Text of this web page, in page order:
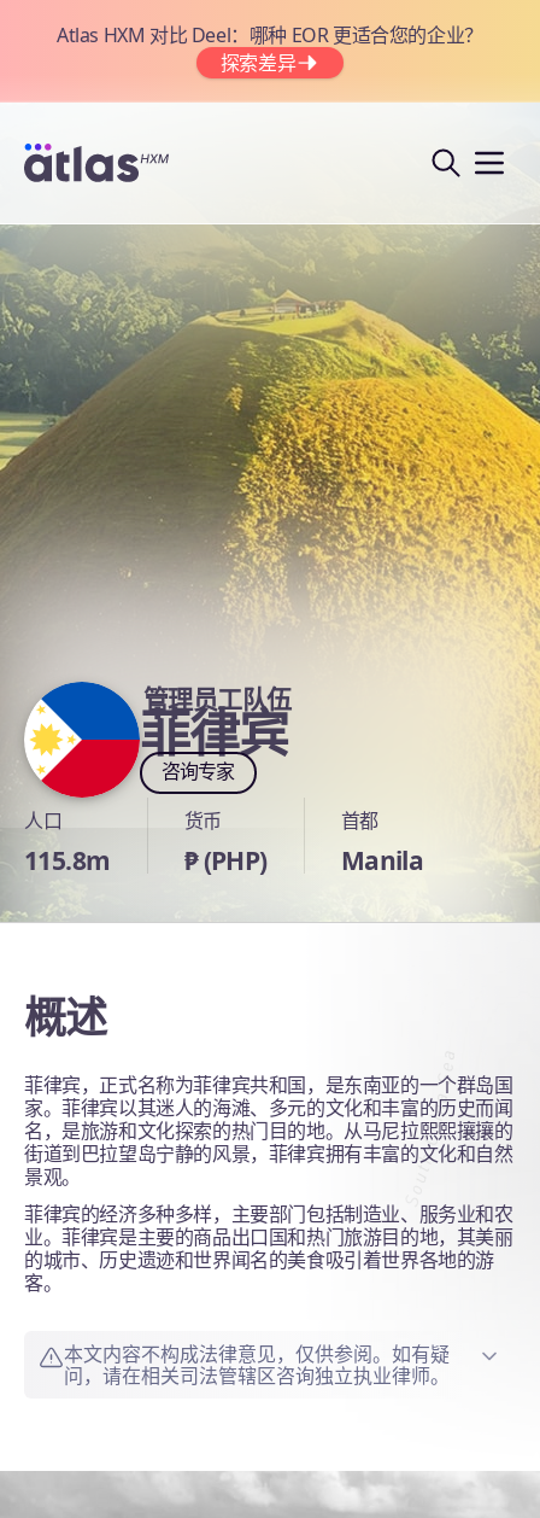
Atlas HXM 对比 Deel：哪种 EOR 更适合您的企业？
探索差异
管理员工队伍
菲律宾
咨询专家
人口
115.8m
货币
₱ (PHP)
首都
Manila
概述
菲律宾，正式名称为菲律宾共和国，是东南亚的一个群岛国
家。菲律宾以其迷人的海滩、多元的文化和丰富的历史而闻
名，是旅游和文化探索的热门目的地。从马尼拉熙熙攘攘的
街道到巴拉望岛宁静的风景，菲律宾拥有丰富的文化和自然
景观。
菲律宾的经济多种多样，主要部门包括制造业、服务业和农
业。菲律宾是主要的商品出口国和热门旅游目的地，其美丽
的城市、历史遗迹和世界闻名的美食吸引着世界各地的游
客。
本文内容不构成法律意见，仅供参阅。如有疑
问，请在相关司法管辖区咨询独立执业律师。